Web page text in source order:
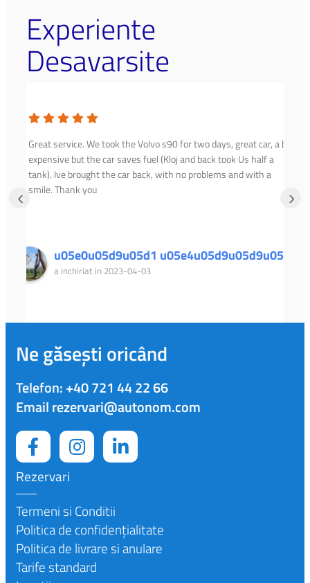
Experiente
Desavarsite
Great service. We took the Volvo s90 for two days, great car, a bit
expensive but the car saves fuel (Kloj and back took Us half a
tank). Ive brought the car back, with no problems and with a
smile. Thank you
u05e0u05d9u05d1 u05e4u05d9u05d9u05d2
a inchiriat in 2023-04-03
‹ ›
Ne găsești oricând
Telefon:+40 721 44 22 66
Emailrezervari@autonom.com
Rezervari
Termeni si Conditii
Politica de confidențialitate
Politica de livrare si anulare
Tarife standard